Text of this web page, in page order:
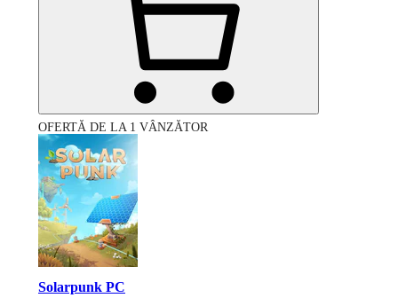
OFERTĂ DE LA 1 VÂNZĂTOR
Solarpunk PC